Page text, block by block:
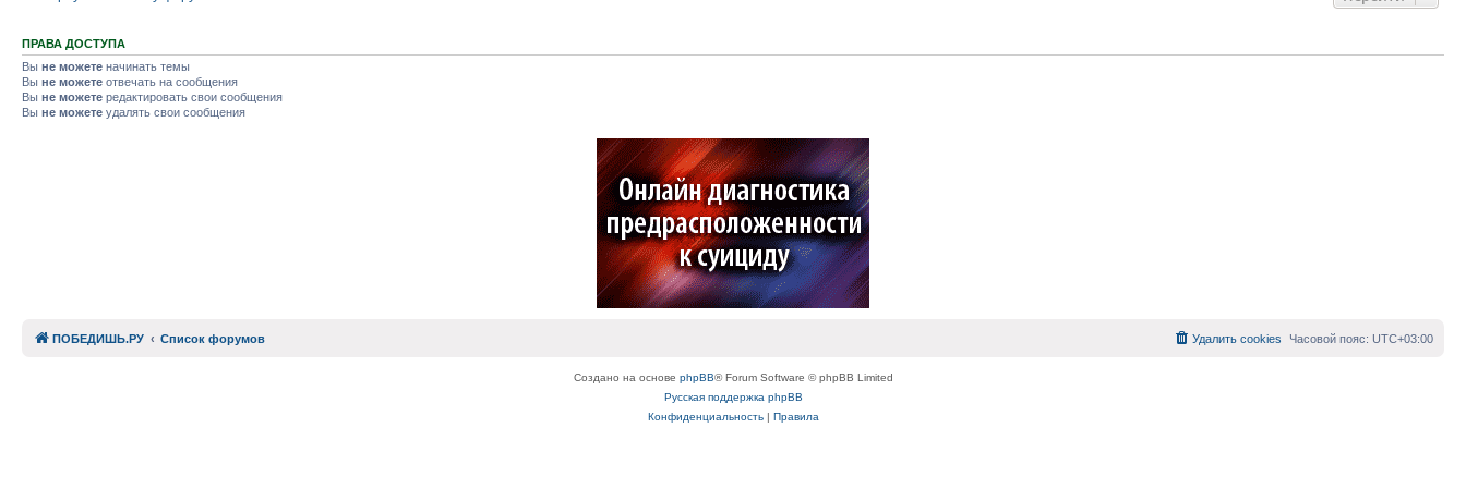
ПРАВА ДОСТУПА
Вы не можете начинать темы
Вы не можете отвечать на сообщения
Вы не можете редактировать свои сообщения
Вы не можете удалять свои сообщения
ПОБЕДИШЬ.РУ Список форумов Часовой пояс: UTC+03:00
Удалить cookies
Создано на основе phpBB® Forum Software © phpBB Limited
Русская поддержка phpBB
Конфиденциальность| Правила